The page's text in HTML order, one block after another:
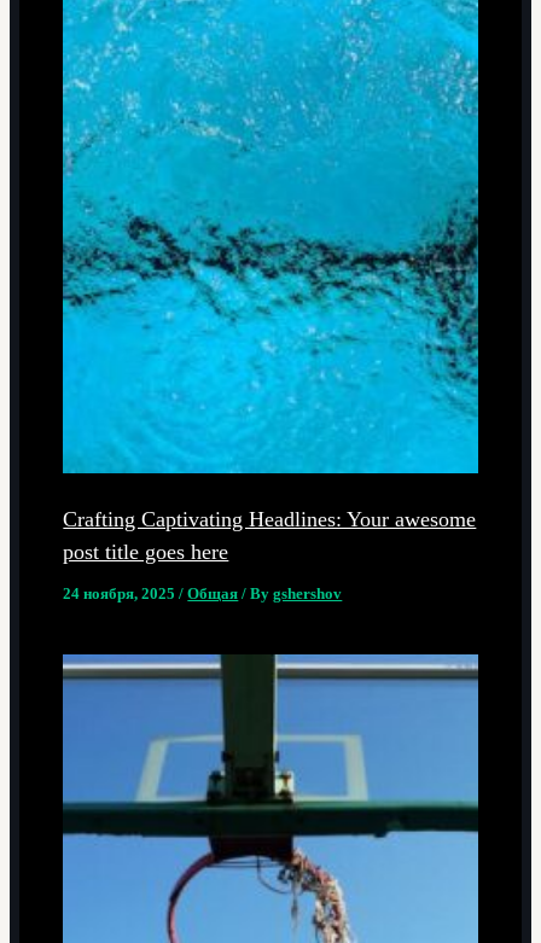
Crafting Captivating Headlines: Your awesome
post title goes here
24 ноября, 2025/Общая / Bygshershov